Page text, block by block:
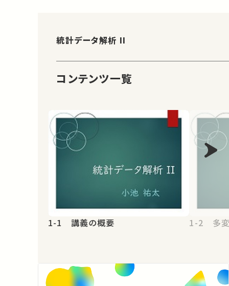
統計データ解析 II
コンテンツ一覧
1-1 講義の概要 1-2 多変